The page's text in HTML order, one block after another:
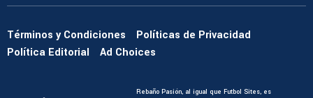
Términos y Condiciones
Políticas de Privacidad
Política Editorial
Ad Choices
Rebaño Pasión, al igual que Futbol Sites, es